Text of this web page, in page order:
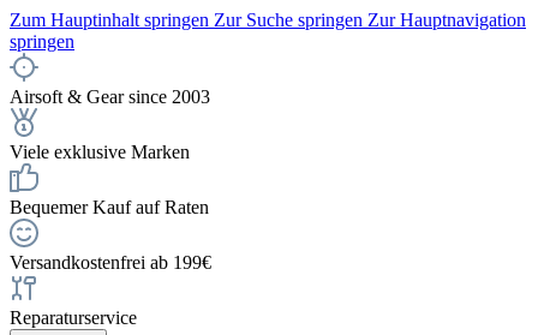
Zum Hauptinhalt springen Zur Suche springen Zur Hauptnavigation
springen
Airsoft & Gear since 2003
Viele exklusive Marken
Bequemer Kauf auf Raten
Versandkostenfrei ab 199€
Reparaturservice